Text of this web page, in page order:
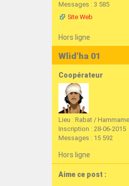
Messages : 3 585
Site Web
Hors ligne
Wlid'ha 01
Coopérateur
Lieu : Rabat /
Inscription : 28-06-2015
Messages : 15 592
Hors ligne
Aime ce post :